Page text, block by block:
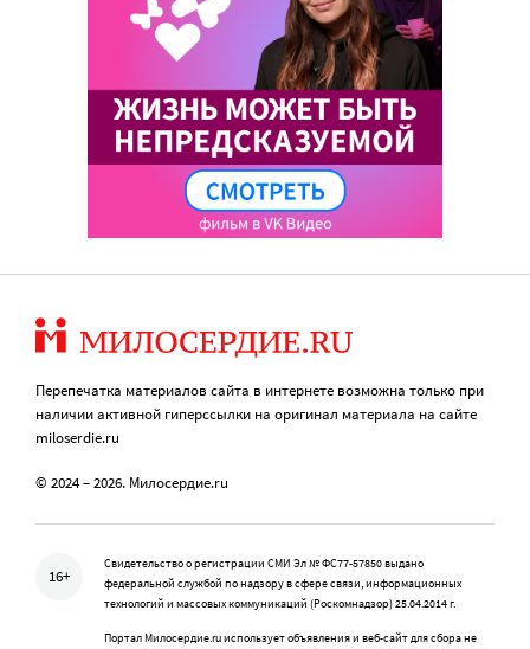
Перепечатка материалов сайта в интернете возможна только при
наличии активной гиперссылки на оригинал материала на сайте
miloserdie.ru
© 2024 – 2026. Милосердие.ru
16+
Свидетельство о регистрации СМИ Эл № ФС77-57850 выдано
федеральной службой по надзору в сфере связи, информационных
технологий и массовых коммуникаций (Роскомнадзор) 25.04.2014 г.
Портал Милосердие.ru использует объявления и веб-сайт для сбора не